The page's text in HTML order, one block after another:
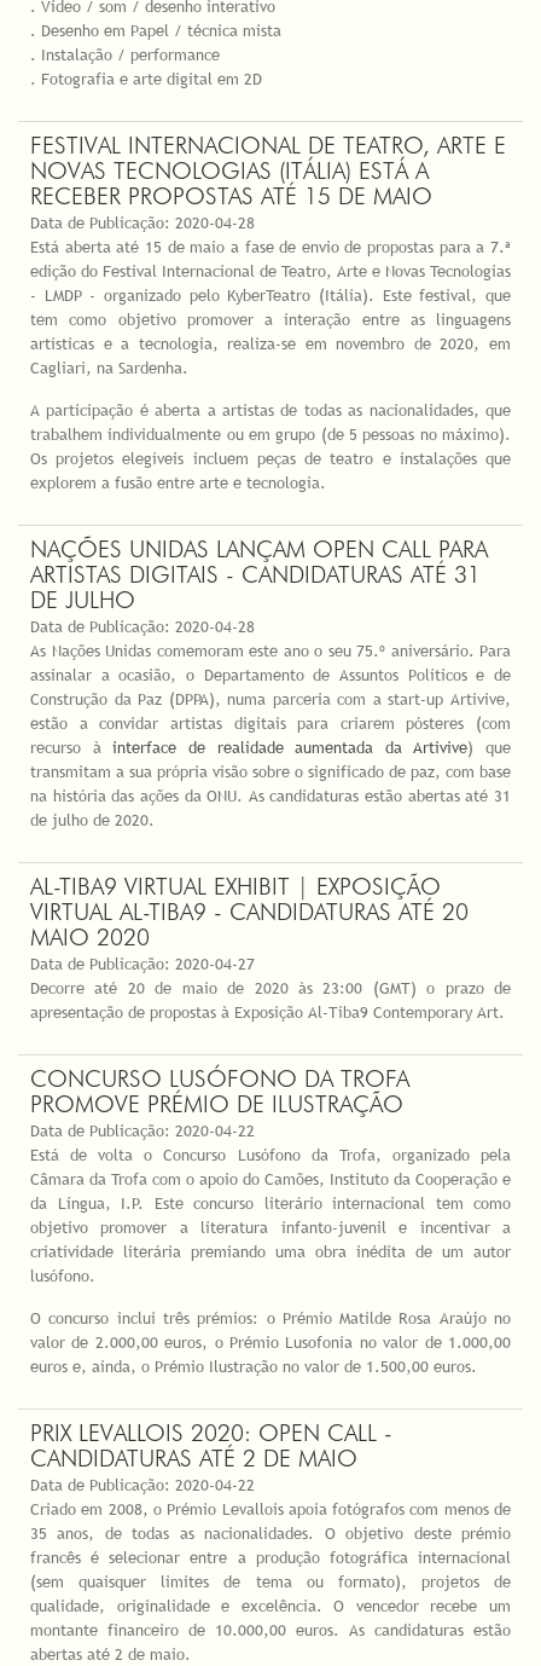
. Vídeo / som / desenho interativo
. Desenho em Papel / técnica mista
. Instalação / performance
. Fotografia e arte digital em 2D
FESTIVAL INTERNACIONAL DE TEATRO, ARTE E
NOVAS TECNOLOGIAS (ITÁLIA) ESTÁ A
RECEBER PROPOSTAS ATÉ 15 DE MAIO
Data de Publicação: 2020-04-28
Está aberta até 15 de maio a fase de envio de propostas para a 7.ª
edição do Festival Internacional de Teatro, Arte e Novas Tecnologias
- LMDP - organizado pelo KyberTeatro (Itália). Este festival, que
tem como objetivo promover a interação entre as linguagens
artísticas e a tecnologia, realiza-se em novembro de 2020, em
Cagliari, na Sardenha.
A participação é aberta a artistas de todas as nacionalidades, que
trabalhem individualmente ou em grupo (de 5 pessoas no máximo).
Os projetos elegíveis incluem peças de teatro e instalações que
explorem a fusão entre arte e tecnologia.
NAÇÕES UNIDAS LANÇAM OPEN CALL PARA
ARTISTAS DIGITAIS - CANDIDATURAS ATÉ 31
DE JULHO
Data de Publicação: 2020-04-28
As Nações Unidas comemoram este ano o seu 75.º aniversário. Para
assinalar a ocasião, o Departamento de Assuntos Políticos e de
Construção da Paz (DPPA), numa parceria com a start-up Artivive,
estão a convidar artistas digitais para criarem pósteres (com
recurso àinterface de realidade aumentada da Artivive) que
transmitam a sua própria visão sobre o significado de paz, com base
na história das ações da ONU. As candidaturas estão abertas até 31
de julho de 2020.
AL-TIBA9 VIRTUAL EXHIBIT | EXPOSIÇÃO
VIRTUAL AL-TIBA9 - CANDIDATURAS ATÉ 20
MAIO 2020
Data de Publicação: 2020-04-27
Decorre até 20 de maio de 2020 às 23:00 (GMT) o prazo de
apresentação de propostas à Exposição Al-Tiba9 Contemporary Art.
CONCURSO LUSÓFONO DA TROFA
PROMOVE PRÉMIO DE ILUSTRAÇÃO
Data de Publicação: 2020-04-22
Está de volta o Concurso Lusófono da Trofa, organizado pela
Câmara da Trofa com o apoio do Camões, Instituto da Cooperação e
da Língua, I.P. Este concurso literário internacional tem como
objetivo promover a literatura infanto-juvenil e incentivar a
criatividade literária premiando uma obra inédita de um autor
lusófono.
O concurso inclui três prémios: o Prémio Matilde Rosa Araújo no
valor de 2.000,00 euros, o Prémio Lusofonia no valor de 1.000,00
euros e, ainda, o Prémio Ilustração no valor de 1.500,00 euros.
PRIX LEVALLOIS 2020: OPEN CALL -
CANDIDATURAS ATÉ 2 DE MAIO
Data de Publicação: 2020-04-22
Criado em 2008, o Prémio Levallois apoia fotógrafos com menos de
35 anos, de todas as nacionalidades. O objetivo deste prémio
francês é selecionar entre a produção fotográfica internacional
(sem quaisquer limites de tema ou formato), projetos de
qualidade, originalidade e excelência. O vencedor recebe um
montante financeiro de 10.000,00 euros. As candidaturas estão
abertas até 2 de maio.